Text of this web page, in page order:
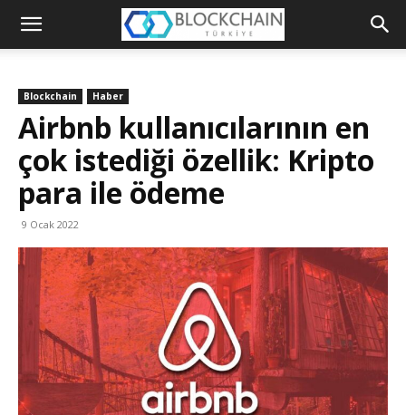
Blockchain
Platformu
Blockchain Haber
Airbnb kullanıcılarının en
çok istediği özellik: Kripto
para ile ödeme
9 Ocak 2022